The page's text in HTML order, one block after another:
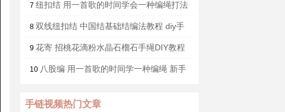
镂空戒指视频教程~
7 纽扣结 用一首歌的时间学会一种编绳打法
8 双线纽扣结 中国结基础结编法教程 diy手
工手绳编绳教学视频
9 花寄 招桃花滴粉水晶石榴石手绳DIY教程
漂亮的樱花粉和古典的中国红哪个更合你的
10 八股编 用一首歌的时间学一种编绳 新手
手链视频热门文章